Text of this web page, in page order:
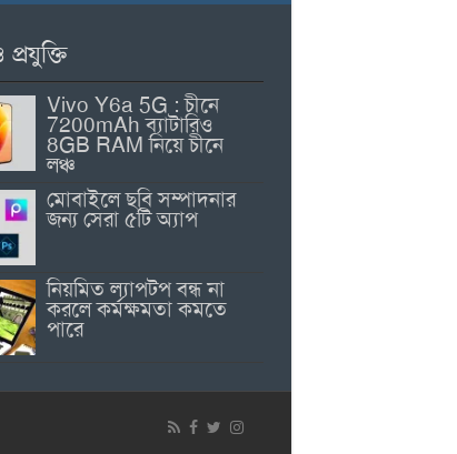
Vivo Y6a 5G : চীনে
7200mAh ব্যাটারিও
8GB RAM নিয়ে চীনে
লঞ্চ
মোবাইলে ছবি সম্পাদনার
জন্য সেরা ৫টি অ্যাপ
নিয়মিত ল্যাপটপ বন্ধ না
করলে কর্মক্ষমতা কমতে
পারে